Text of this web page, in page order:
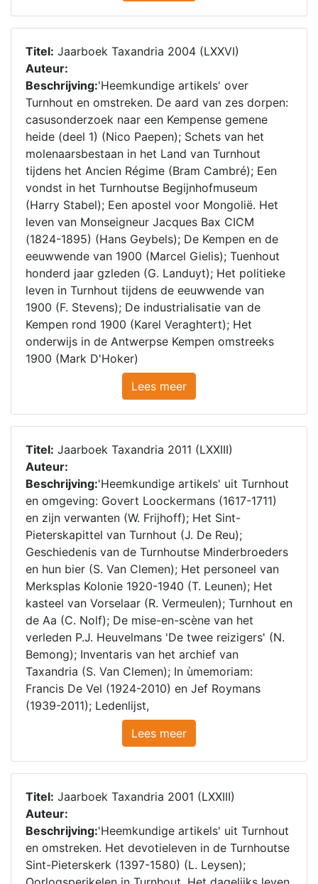
Titel: Jaarboek Taxandria 2004 (LXXVI)
Auteur:
Beschrijving:'Heemkundige artikels' over
Turnhout en omstreken. De aard van zes dorpen:
casusonderzoek naar een Kempense gemene
heide (deel 1) (Nico Paepen); Schets van het
molenaarsbestaan in het Land van Turnhout
tijdens het Ancien Régime (Bram Cambré); Een
vondst in het Turnhoutse Begijnhofmuseum
(Harry Stabel); Een apostel voor Mongolië. Het
leven van Monseigneur Jacques Bax CICM
(1824-1895) (Hans Geybels); De Kempen en de
eeuwwende van 1900 (Marcel Gielis); Tuenhout
honderd jaar gzleden (G. Landuyt); Het politieke
leven in Turnhout tijdens de eeuwwende van
1900 (F. Stevens); De industrialisatie van de
Kempen rond 1900 (Karel Veraghtert); Het
onderwijs in de Antwerpse Kempen omstreeks
1900 (Mark D'Hoker)
Lees meer
Titel: Jaarboek Taxandria 2011 (LXXIII)
Auteur:
Beschrijving:'Heemkundige artikels' uit Turnhout
en omgeving: Govert Loockermans (1617-1711)
en zijn verwanten (W. Frijhoff); Het Sint-
Pieterskapittel van Turnhout (J. De Reu);
Geschiedenis van de Turnhoutse Minderbroeders
en hun bier (S. Van Clemen); Het personeel van
Merksplas Kolonie 1920-1940 (T. Leunen); Het
kasteel van Vorselaar (R. Vermeulen); Turnhout en
de Aa (C. Nolf); De mise-en-scène van het
verleden P.J. Heuvelmans 'De twee reizigers' (N.
Bemong); Inventaris van het archief van
Taxandria (S. Van Clemen); In ùmemoriam:
Francis De Vel (1924-2010) en Jef Roymans
(1939-2011); Ledenlijst,
Lees meer
Titel: Jaarboek Taxandria 2001 (LXXIII)
Auteur:
Beschrijving:'Heemkundige artikels' uit Turnhout
en omstreken. Het devotieleven in de Turnhoutse
Sint-Pieterskerk (1397-1580) (L. Leysen);